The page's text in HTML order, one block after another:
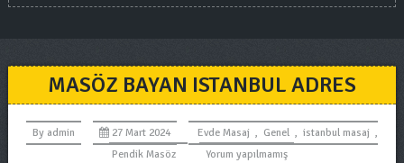
MASÖZ BAYAN ISTANBUL ADRES
By admin 27 Mart 2024 Evde Masaj , Genel , istanbul masaj ,
Pendik Masöz
Yorum yapılmamış